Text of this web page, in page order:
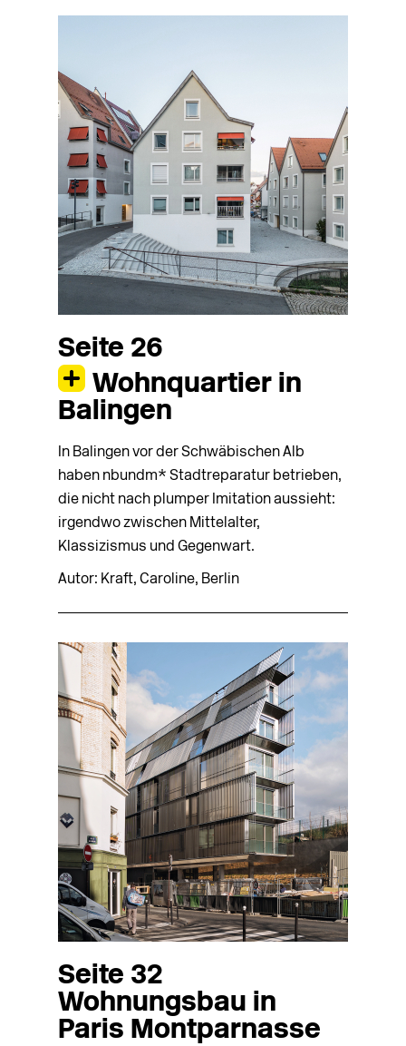
Seite 26
Wohnquartier in
Balingen
In Balingen vor der Schwäbischen Alb
haben nbundm* Stadtreparatur betrieben,
die nicht nach plumper Imitation aussieht:
irgendwo zwischen Mittelalter,
Klassizismus und Gegenwart.
Autor: Kraft, Caroline, Berlin
Seite 32
Wohnungsbau in
Paris Montparnasse